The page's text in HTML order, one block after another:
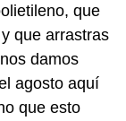
que
que arrastras
damos
agosto aquí
que esto